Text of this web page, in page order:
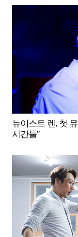
뉴이스트 렌, 첫
시간들”